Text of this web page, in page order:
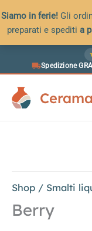
Siamo in ferie! Gli
preparati e spediti a
Spedizione
Cerama
Shop / Smalti
Berry